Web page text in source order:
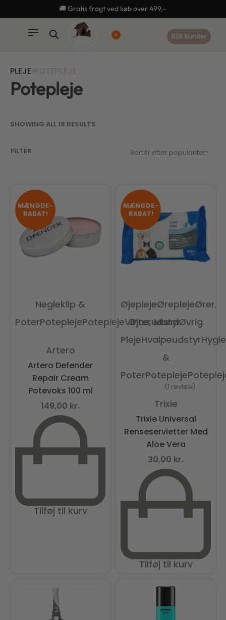
🚚 Gratis fragt ved køb over 499,-
0 B2B Kunder
PLEJE
Potepleje
SHOWING ALL 18 RESULTS
Sortér efter popularitet
FILTER
MÆNGDE-
RABAT!
Negleklip &
PoterPoteplejePoteplejeVinterudstyr
Artero
Artero Defender
Repair Cream
Potevoks 100 ml
149,00 kr.
Tilføj til kurv
MÆNGDE-
RABAT!
ØjeplejeØreplejeØrer,
Øjne, MundØvrig
PlejeHvalpeudstyr
&
PoterPotepleje
1 review
Trixie
Trixie Universal
Renseservietter Med
Aloe Vera
30,00 kr.
Tilføj til kurv